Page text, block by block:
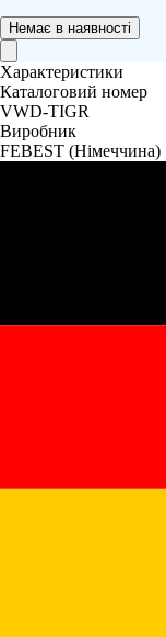
Немає в наявності
Характеристики
Каталоговий номер
VWD-TIGR
Виробник
FEBEST (Німеччина)